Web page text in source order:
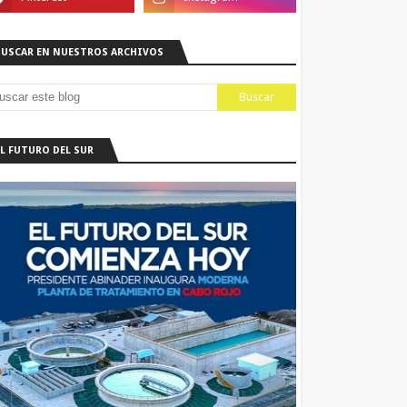
EN NUESTROS ARCHIVOS
FUTURO DEL SUR